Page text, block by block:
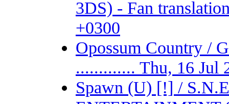
3DS) - Fan
+0300
Opossum Country /
............. Thu, 16 Jul
Spawn (U) [!] /